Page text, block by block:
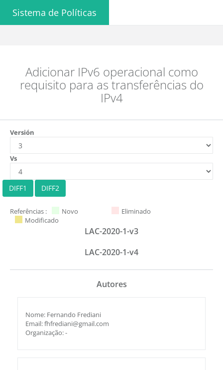
Sistema de Políticas
Adicionar IPv6 operacional como
requisito para as transferências do
IPv4
Versión
Vs
Referências : Novo
Eliminado
Modificado
LAC-2020-1-v3
LAC-2020-1-v4
Autores
Nome: Fernando Frediani
Email: fhfrediani@gmail.com
Organização: -